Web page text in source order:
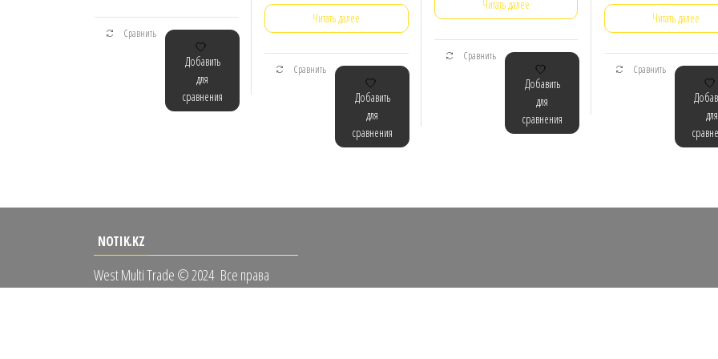
Сравнить
Добавить
для
сравнения
Читать далее
Сравнить
Добавить
для
сравнения
Читать далее
Сравнить
Добавить
для
сравнения
Читать далее
Сравнить
для
NOTIK.KZ
West Multi Trade © 2024 Все права